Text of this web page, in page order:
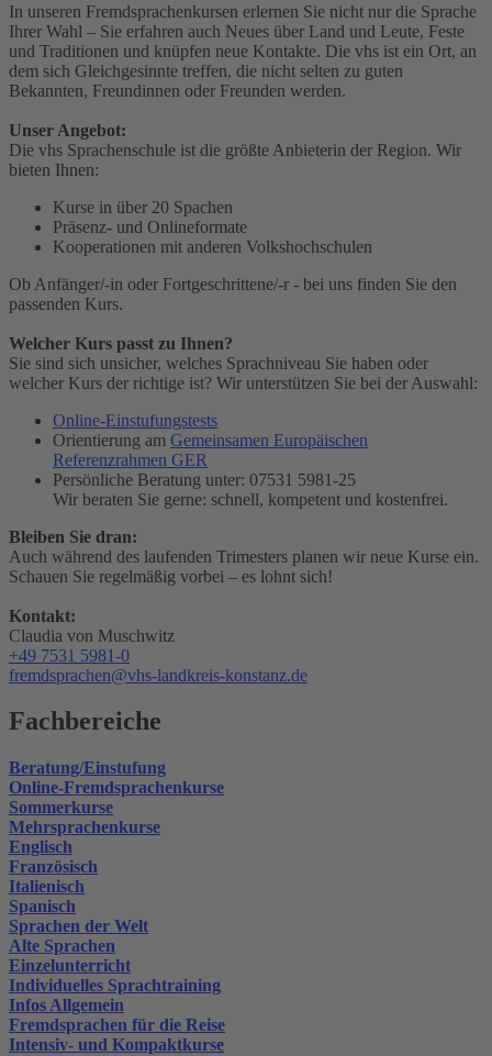
In unseren Fremdsprachenkursen erlernen Sie nicht nur die Sprache
Ihrer Wahl – Sie erfahren auch Neues über Land und Leute, Feste
und Traditionen und knüpfen neue Kontakte. Die vhs ist ein Ort, an
dem sich Gleichgesinnte treffen, die nicht selten zu guten
Bekannten, Freundinnen oder Freunden werden.
Unser Angebot:
Die vhs Sprachenschule ist die größte Anbieterin der Region. Wir
bieten Ihnen:
Kurse in über 20 Spachen
Präsenz- und Onlineformate
Kooperationen mit anderen Volkshochschulen
Ob Anfänger/-in oder Fortgeschrittene/-r - bei uns finden Sie den
passenden Kurs.
Welcher Kurs passt zu Ihnen?
Sie sind sich unsicher, welches Sprachniveau Sie haben oder
welcher Kurs der richtige ist? Wir unterstützen Sie bei der Auswahl:
Online-Einstufungstests
Orientierung am Gemeinsamen Europäischen
Referenzrahmen GER
Persönliche Beratung unter: 07531 5981-25
Wir beraten Sie gerne: schnell, kompetent und kostenfrei.
Bleiben Sie dran:
Auch während des laufenden Trimesters planen wir neue Kurse ein.
Schauen Sie regelmäßig vorbei – es lohnt sich!
Kontakt:
Claudia von Muschwitz
+49 7531 5981-0
fremdsprachen@vhs-landkreis-konstanz.de
Fachbereiche
Beratung/Einstufung
Online-Fremdsprachenkurse
Sommerkurse
Mehrsprachenkurse
Englisch
Französisch
Italienisch
Spanisch
Sprachen der Welt
Alte Sprachen
Einzelunterricht
Individuelles Sprachtraining
Infos Allgemein
Fremdsprachen für die Reise
Intensiv- und Kompaktkurse